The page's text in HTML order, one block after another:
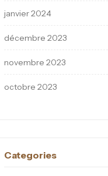
janvier 2024
décembre 2023
novembre 2023
octobre 2023
Categories